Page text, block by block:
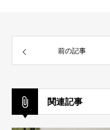
前の記事
関連記事